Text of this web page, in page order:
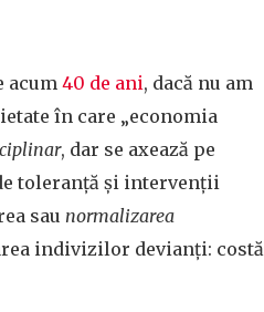
acum 40 de ani, dacă nu am
în care „economia
, dar se axează pe
toleranţă şi intervenţii
sau normalizarea
indivizilor devianţi: costă